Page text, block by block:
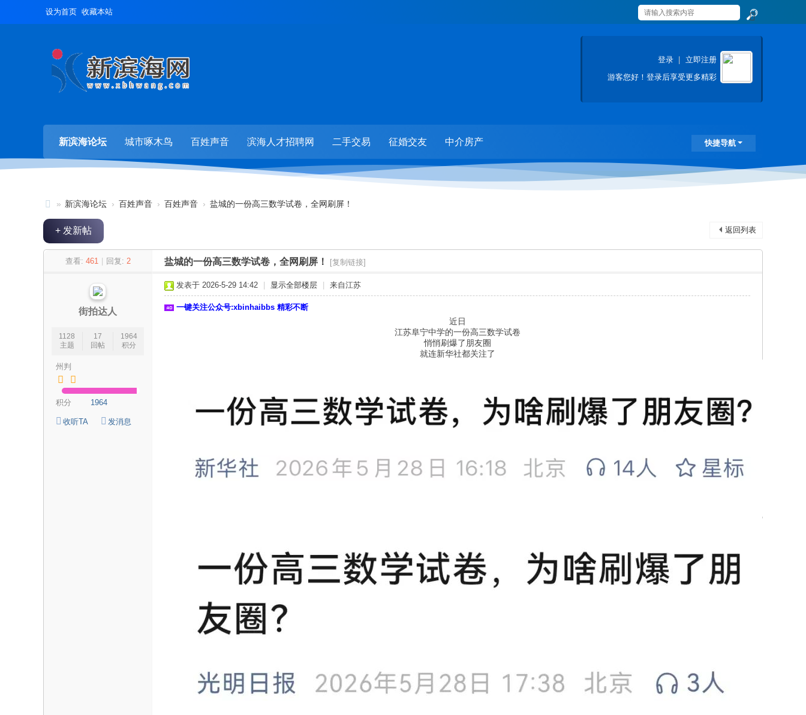
设为首页 收藏本站
索
登录
立即注册
游客您好！登录后享受更多精彩
快捷导航
新滨海论坛 城市啄木鸟 百姓声音 滨海人才招聘网 二手交易 征婚交友 中介房产
新
滨
» 新滨海论坛 › 百姓声音 › 百姓声音 › 盐城的一份高三数学试卷，全网刷屏！
返回列表
+ 发新帖
查看: 461 回复: 2 盐城的一份高三数学试卷，全网刷屏！ [复制链接]
街拍达人
1128
主题
17
回帖
1964
积分
州判
积分 1964
收听TA 发消息
发表于 2026-5-29 14:42 显示全部楼层 来自江苏
一键关注公众号:xbinhaibbs 精彩不断
近日
江苏阜宁中学的一份高三数学试卷
悄悄刷爆了朋友圈
就连新华社都关注了